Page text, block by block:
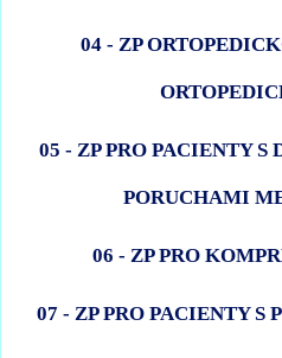
04 - ZP
05 - ZP PRO PACIENTY
PORUCHAMI
06 - ZP PRO
07 - ZP PRO PACIENTY